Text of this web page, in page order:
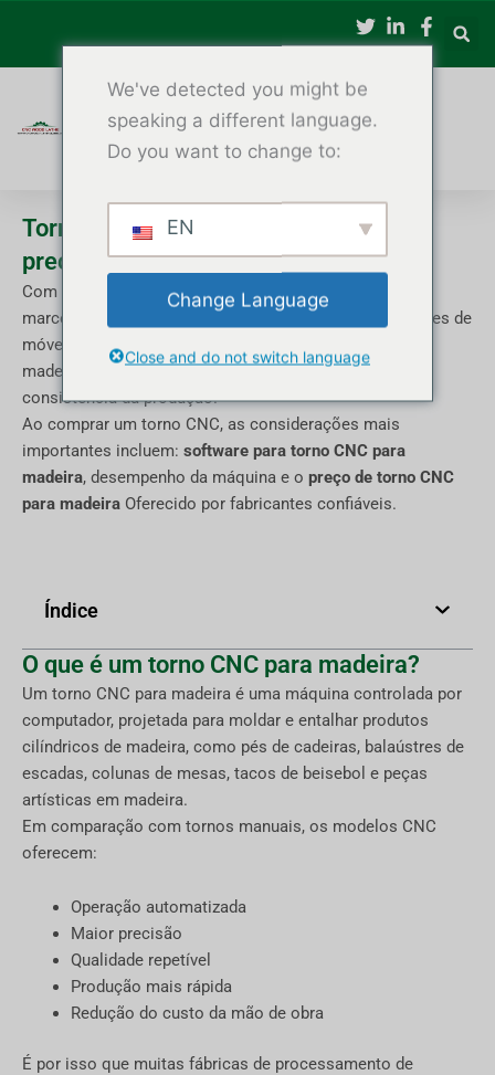
内
Torno CNC para madeira: Software,
preços e principais fabricantes
Com a automação CNC se tornando essencial na
marcenaria moderna, mais oficinas, fábricas e fabricantes de
móveis estão optando por tornos CNC avançados para
madeira, visando melhorar a precisão, a velocidade e a
consistência da produção.
Ao comprar um torno CNC, as considerações mais
importantes incluem: software para torno CNC para
madeira, desempenho da máquina e o preço de torno CNC
para madeira Oferecido por fabricantes confiáveis.
Índice
O que é um torno CNC para madeira?
Um torno CNC para madeira é uma máquina controlada por
computador, projetada para moldar e entalhar produtos
cilíndricos de madeira, como pés de cadeiras, balaústres de
escadas, colunas de mesas, tacos de beisebol e peças
artísticas em madeira.
Em comparação com tornos manuais, os modelos CNC
oferecem:
Operação automatizada
Maior precisão
Qualidade repetível
Produção mais rápida
Redução do custo da mão de obra
É por isso que muitas fábricas de processamento de
We've detected you might be
speaking a different language.
Do you want to change to:
EN
Change Language
Close and do not switch language